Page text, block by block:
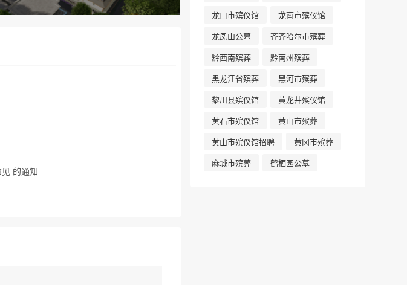
的通知
龙口市殡仪馆
龙南市殡仪馆
龙凤山公墓
齐齐哈尔市殡葬
黔西南殡葬
黔南州殡葬
黑龙江省殡葬
黑河市殡葬
黎川县殡仪馆
黄龙井殡仪馆
黄石市殡仪馆
黄山市殡葬
黄山市殡仪馆招聘
黄冈市殡葬
麻城市殡葬
鹤栖园公墓